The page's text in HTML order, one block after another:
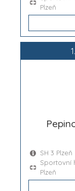
Plzeň
SH 3 Plzeň
Sportovní
Plzeň